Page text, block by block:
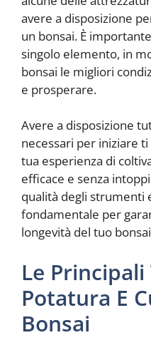
avere a disposizione
un bonsai. È
singolo elemento, in
bonsai le migliori
e prosperare.
Avere a disposizione
necessari per iniziare
tua esperienza di
efficace e senza
qualità degli strumenti
fondamentale per
longevità del tuo
Le
Potatura E
Bonsai